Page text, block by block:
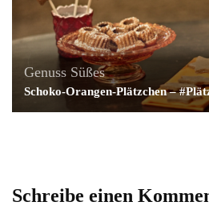
Genuss Süßes
Schoko-Orangen-Plätzchen –
Schreibe einen